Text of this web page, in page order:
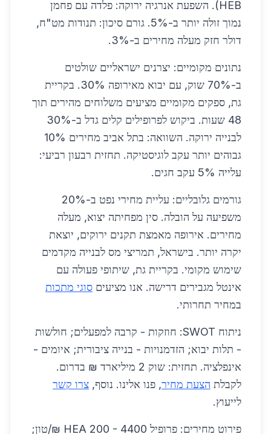
HEB). השפעת אנרגיה ירוקה: פלדה עם פחמן
נמוך זולה יותר ב-5%. גורם סיכון: תנודות מט"ח,
דולר חזק מעלה מחירים ב-3%.
נתונים מקומיים: יצרנים ישראליים שולטים
ב-70% שוק, עם יבוא מאירופה 30%. בקריית
גת, ספקים מקומיים מציעים משלוחים מהירים תוך
48 שעות. ביקוש לפרופילים קלים גדל ב-30%
לבנייה ירוקה. השוואה: בתל אביב מחירים 10%
גבוהים יותר עקב לוגיסטיקה. תחזית רבעון רביעי:
עלייה 5% עקב חגים.
גורמים גלובליים: עליית מחירי נפט ב-20%
משפיעה על הובלה. סין מפחיתה יצוא, מעלה
מחירים. אירופה מאמצת תקנים ירוקים, יוצאת
יקרה יותר. בישראל, תמריצי מס לבנייה מקדמים
שימוש מקומי. בקריית גת, שיתופי פעולה עם
אינטל מגבירים דרישה. אנו מציעים סוגי מתכות
במחיר תחרותי.
ניתוח SWOT: חוזקות - קרבה למפעלים; חולשות
- תלות יבוא; הזדמנויות - בנייה ציבורית; איומים -
אינפלציה. תחזית: שוק 2 מיליארד ₪ בדרום.
לקבלת הצעת מחיר, פנו אלינו. נוסף, צרו קשר
לייעוץ.
פירוט מחירים: פרופיל HEA 200 - 4400 ₪/טון;